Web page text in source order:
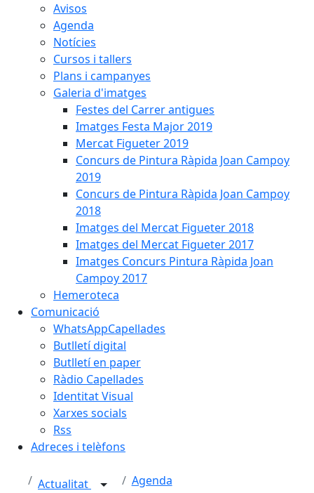
Avisos
Agenda
Notícies
Cursos i tallers
Plans i campanyes
Galeria d'imatges
Festes del Carrer antigues
Imatges Festa Major 2019
Mercat Figueter 2019
Concurs de Pintura Ràpida Joan Campoy
2019
Concurs de Pintura Ràpida Joan Campoy
2018
Imatges del Mercat Figueter 2018
Imatges del Mercat Figueter 2017
Imatges Concurs Pintura Ràpida Joan
Campoy 2017
Hemeroteca
Comunicació
WhatsAppCapellades
Butlletí digital
Butlletí en paper
Ràdio Capellades
Identitat Visual
Xarxes socials
Rss
Adreces i telèfons
Actualitat Agenda